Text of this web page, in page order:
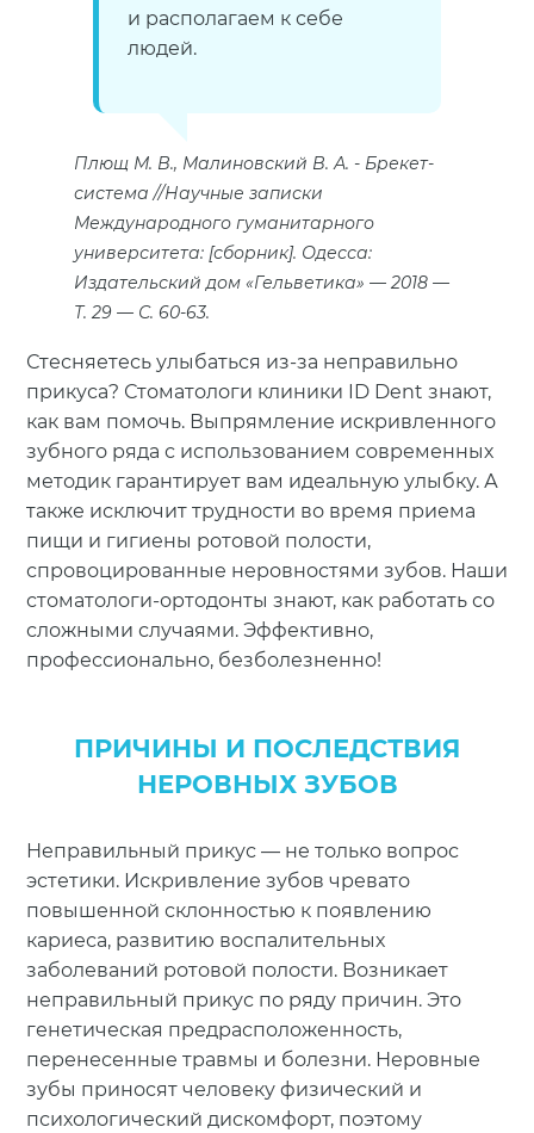
и располагаем к себе
людей.
Плющ М. В., Малиновский В. А.
Брекет-
система //Научные записки
Международного гуманитарного
университета: [сборник]. Одесса:
Издательский дом «Гельветика» — 2018 —
Т. 29 — С. 60-63.
Стесняетесь улыбаться из-за неправильно
прикуса? Стоматологи клиники ID Dent знают,
как вам помочь. Выпрямление искривленного
зубного ряда с использованием современных
методик гарантирует вам идеальную улыбку. А
также исключит трудности во время приема
пищи и гигиены ротовой полости,
спровоцированные неровностями зубов. Наши
стоматологи-ортодонты знают, как работать со
сложными случаями. Эффективно,
профессионально, безболезненно!
ПРИЧИНЫ И ПОСЛЕДСТВИЯ
НЕРОВНЫХ ЗУБОВ
Неправильный прикус — не только вопрос
эстетики. Искривление зубов чревато
повышенной склонностью к появлению
кариеса, развитию воспалительных
заболеваний ротовой полости. Возникает
неправильный прикус по ряду причин. Это
генетическая предрасположенность,
перенесенные травмы и болезни. Неровные
зубы приносят человеку физический и
психологический дискомфорт, поэтому